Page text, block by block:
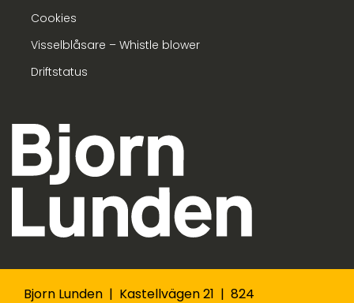
Cookies
Visselblåsare – Whistle blower
Driftstatus
Bjorn Lunden | Kastellvägen 21 | 824